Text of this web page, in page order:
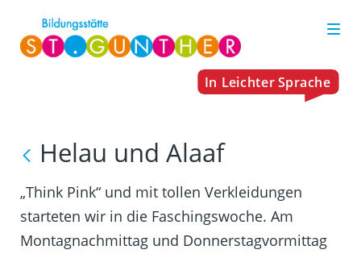
Helau und Alaaf
„Think Pink“ und mit tollen Verkleidungen
starteten wir in die Faschingswoche. Am
Montagnachmittag und Donnerstagvormittag